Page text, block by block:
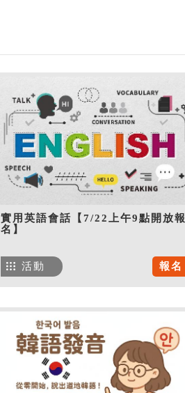
實用英語會話【7/22上午9點開放報
名】
報名
活動